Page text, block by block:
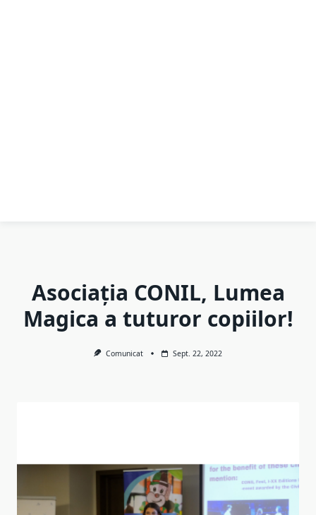
Asociația CONIL, Lumea
Magica a tuturor copiilor!
Comunicat Sept. 22, 2022